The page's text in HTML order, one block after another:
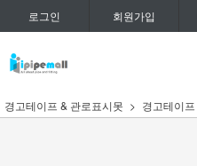
로그인 회원가입
경고테이프 & 관로표시못 경고테이프